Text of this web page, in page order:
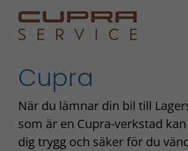
Cupra
När du lämnar din bil till
som är en Cupra-verkstad
dig trygg och säker för du